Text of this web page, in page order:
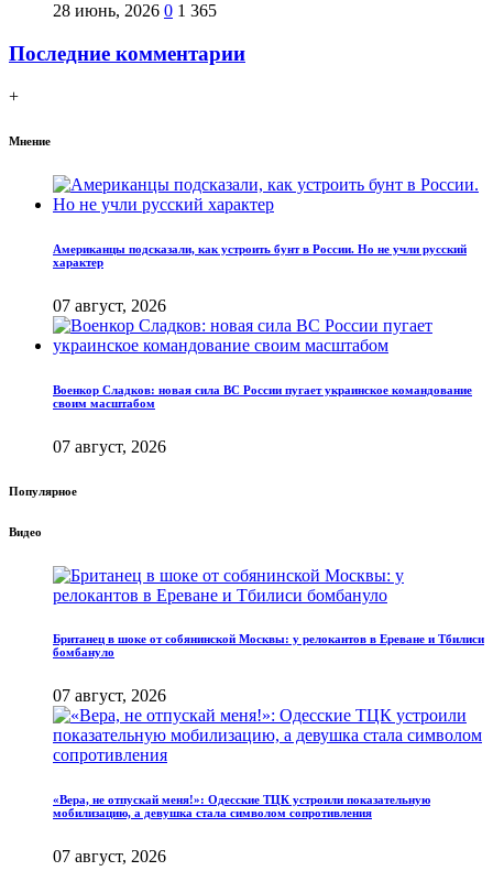
28 июнь, 2026 0 1 365
Последние комментарии
+
Мнение
Американцы подсказали, как устроить бунт в России. Но не учли русский
характер
07 август, 2026
Военкор Сладков: новая сила ВС России пугает украинское командование
своим масштабом
07 август, 2026
Популярное
Видео
Британец в шоке от собянинской Москвы: у релокантов в Ереване и Тбилиси
бомбануло
07 август, 2026
«Вера, не отпускай меня!»: Одесские ТЦК устроили показательную
мобилизацию, а девушка стала символом сопротивления
07 август, 2026